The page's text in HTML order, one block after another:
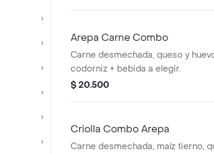
Arepa Carne Combo
Carne desmechada, queso y
codorniz + bebida a elegir.
$ 20.500
Criolla Combo Arepa
Carne desmechada, maíz tierno,